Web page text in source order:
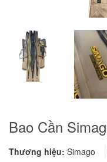
Bao Cần
Thương hiệu: Simago